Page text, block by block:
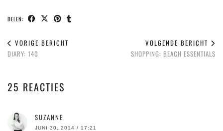
DELEN:
VORIGE BERICHT
DIARY: 140
VOLGENDE BERICHT
SHOPPING: BEACH ESSENTIALS
25 REACTIES
SUZANNE
JUNI 30, 2014 / 17:21